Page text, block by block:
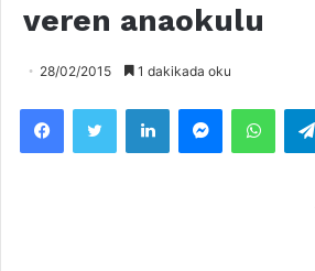
veren anaokulu
28/02/2015 1 dakikada oku